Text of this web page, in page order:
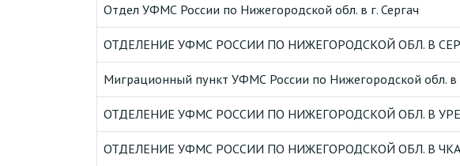
Отдел УФМС России по Нижегородской обл. в г. Сергач
ОТДЕЛЕНИЕ УФМС РОССИИ ПО НИЖЕГОРОДСКОЙ ОБЛ. В
Миграционный пункт УФМС России по Нижегородской обл. в
ОТДЕЛЕНИЕ УФМС РОССИИ ПО НИЖЕГОРОДСКОЙ ОБЛ. В
ОТДЕЛЕНИЕ УФМС РОССИИ ПО НИЖЕГОРОДСКОЙ ОБЛ. В